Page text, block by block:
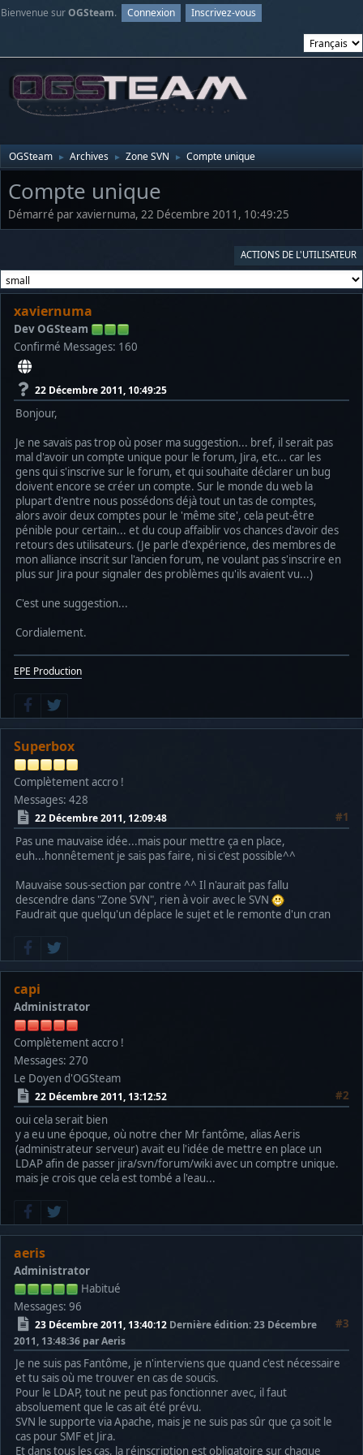
Bienvenue surOGSteam. Connexion Inscrivez-vous
OGSteam ► Archives ► Zone SVN ► Compte unique
Compte unique
Démarré par xaviernuma, 22 Décembre 2011, 10:49:25
ACTIONS DE L'UTILISATEUR
xaviernuma
Dev OGSteam
Confirmé Messages: 160
22 Décembre 2011, 10:49:25
Bonjour,
Je ne savais pas trop où poser ma suggestion... bref, il serait pas
mal d'avoir un compte unique pour le forum, Jira, etc... car les
gens qui s'inscrive sur le forum, et qui souhaite déclarer un bug
doivent encore se créer un compte. Sur le monde du web la
plupart d'entre nous possédons déjà tout un tas de comptes,
alors avoir deux comptes pour le 'même site', cela peut-être
pénible pour certain... et du coup affaiblir vos chances d'avoir des
retours des utilisateurs. (Je parle d'expérience, des membres de
mon alliance inscrit sur l'ancien forum, ne voulant pas s'inscrire en
plus sur Jira pour signaler des problèmes qu'ils avaient vu...)
C'est une suggestion...
Cordialement.
EPE Production
Superbox
Complètement accro !
Messages: 428
22 Décembre 2011, 12:09:48
#1
Pas une mauvaise idée...mais pour mettre ça en place,
euh...honnêtement je sais pas faire, ni si c'est possible^^
Mauvaise sous-section par contre ^^ Il n'aurait pas fallu
descendre dans "Zone SVN", rien à voir avec le SVN
Faudrait que quelqu'un déplace le sujet et le remonte d'un cran
capi
Administrator
Complètement accro !
Messages: 270
Le Doyen d'OGSteam
22 Décembre 2011, 13:12:52
#2
oui cela serait bien
y a eu une époque, où notre cher Mr fantôme, alias Aeris
(administrateur serveur) avait eu l'idée de mettre en place un
LDAP afin de passer jira/svn/forum/wiki avec un comptre unique.
mais je crois que cela est tombé a l'eau...
aeris
Administrator
Habitué
Messages: 96
23 Décembre 2011, 13:40:12 #3
Dernière édition: 23 Décembre
2011, 13:48:36 par Aeris
Je ne suis pas Fantôme, je n'interviens que quand c'est nécessaire
et tu sais où me trouver en cas de soucis.
Pour le LDAP, tout ne peut pas fonctionner avec, il faut
absoluement que le cas ait été prévu.
SVN le supporte via Apache, mais je ne suis pas sûr que ça soit le
cas pour SMF et Jira.
Et dans tous les cas, la réinscription est obligatoire sur chaque